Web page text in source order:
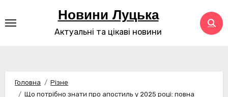
до
Новини Луцька
Актуальні та цікаві новини
Головна
Різне
Що потрібно знати про апостиль у 2025 році: повна